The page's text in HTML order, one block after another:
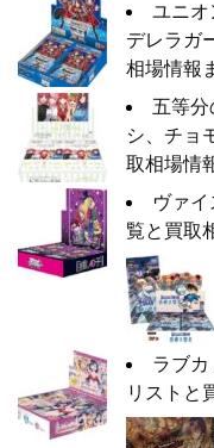
ユニオ
デレラガ
相場情報
五等
シ、チョ
取相場情
ヴァ
覧と買取
ラブ
リストと